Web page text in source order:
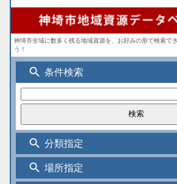
神埼市全域に数多く残る地域資源を、お好みの形で検索で
う！
search 条件検索
search 分類指定
search 場所指定